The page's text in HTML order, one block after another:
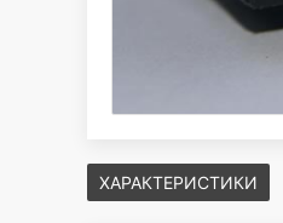
ХАРАКТЕРИСТИКИ